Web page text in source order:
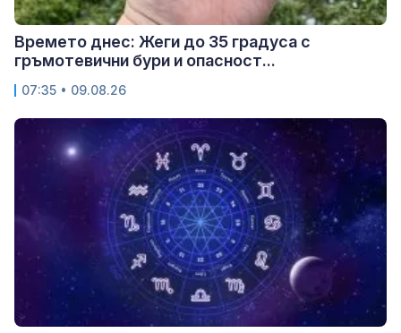
Времето днес: Жеги до 35 градуса с
гръмотевични бури и опасност...
07:35 • 09.08.26